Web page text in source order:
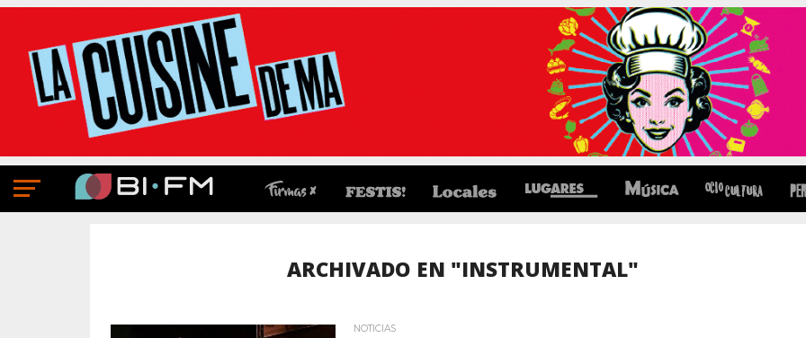
ARCHIVADO EN "INSTRUMENTAL"
NOTICIAS